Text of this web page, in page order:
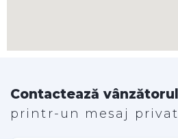
Contactează vânzătorul
printr-un mesaj privat